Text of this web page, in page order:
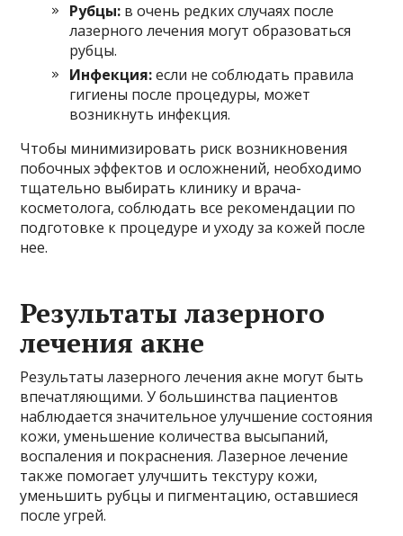
Рубцы: в очень редких случаях после
лазерного лечения могут образоваться
рубцы.
Инфекция:если не соблюдать правила
гигиены после процедуры, может
возникнуть инфекция.
Чтобы минимизировать риск возникновения
побочных эффектов и осложнений, необходимо
тщательно выбирать клинику и врача-
косметолога, соблюдать все рекомендации по
подготовке к процедуре и уходу за кожей после
нее.
Результаты лазерного
лечения акне
Результаты лазерного лечения акне могут быть
впечатляющими. У большинства пациентов
наблюдается значительное улучшение состояния
кожи, уменьшение количества высыпаний,
воспаления и покраснения. Лазерное лечение
также помогает улучшить текстуру кожи,
уменьшить рубцы и пигментацию, оставшиеся
после угрей.